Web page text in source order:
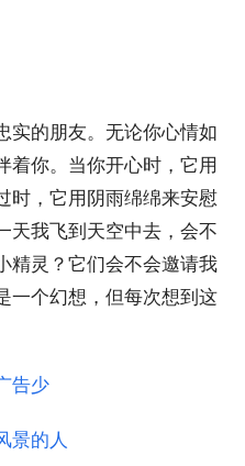
实的朋友。无论你心情如
着你。当你开心时，它用
时，它用阴雨绵绵来安慰
天我飞到天空中去，会不
精灵？它们会不会邀请我
一个幻想，但每次想到这
告少
景的人